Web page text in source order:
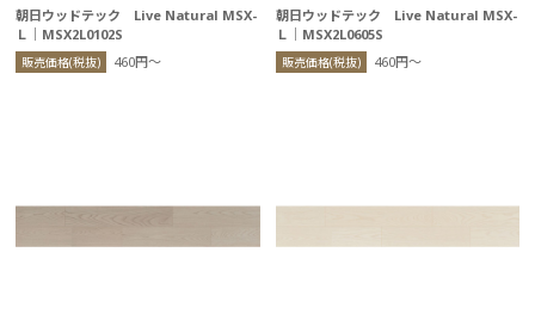
朝日ウッドテック Live Natural MSX-
Ｌ｜MSX2L0102S
販売価格(税抜) 460円〜
朝日ウッドテック Live Natural MSX-
Ｌ｜MSX2L0605S
販売価格(税抜) 460円〜